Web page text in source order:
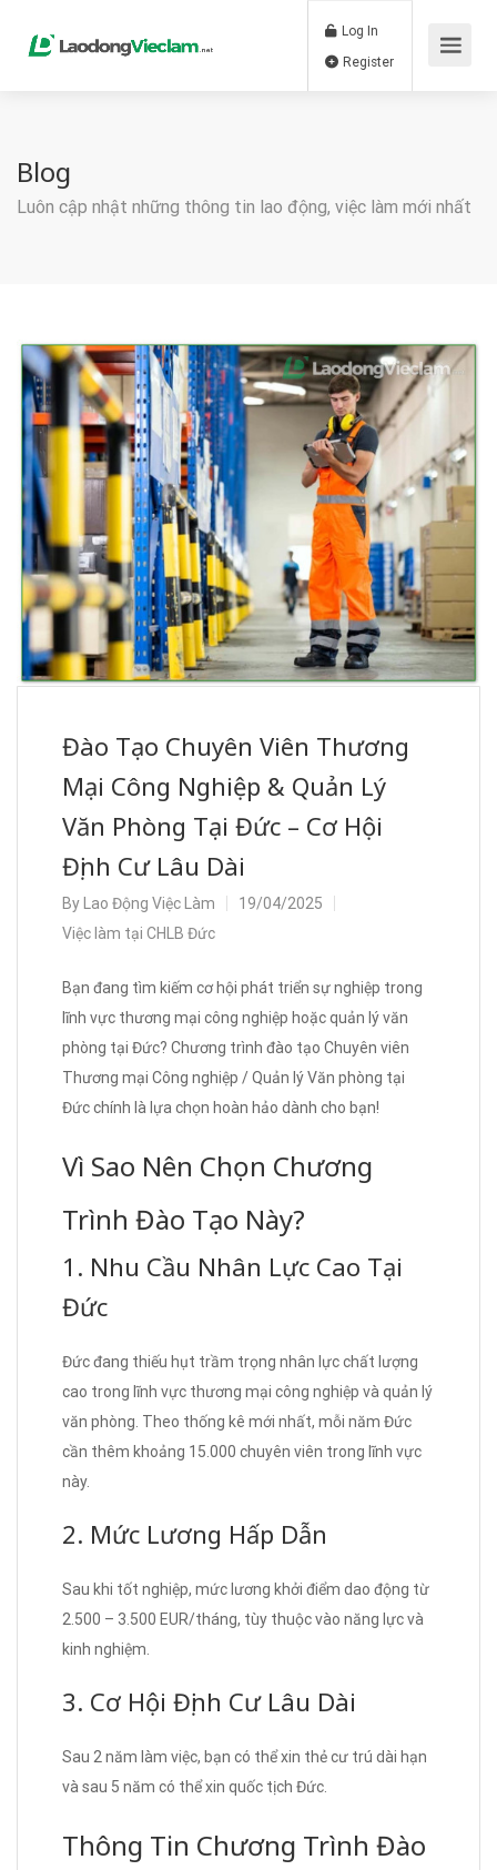
Log In
Blog
Luôn cập nhật những thông tin lao động, việc làm mới nhất
Đào Tạo Chuyên Viên Thương
Mại Công Nghiệp & Quản Lý
Văn Phòng Tại Đức – Cơ Hội
Định Cư Lâu Dài
By Lao Động Việc Làm
19/04/2025
Việc làm tại CHLB Đức
Bạn đang tìm kiếm cơ hội phát triển sự nghiệp trong
lĩnh vực thương mại công nghiệp hoặc quản lý văn
phòng tại Đức? Chương trình đào tạo Chuyên viên
Thương mại Công nghiệp / Quản lý Văn phòng tại
Đức chính là lựa chọn hoàn hảo dành cho bạn!
Vì Sao Nên Chọn Chương
Trình Đào Tạo Này?
1. Nhu Cầu Nhân Lực Cao Tại
Đức
Đức đang thiếu hụt trầm trọng nhân lực chất lượng
cao trong lĩnh vực thương mại công nghiệp và quản lý
văn phòng. Theo thống kê mới nhất, mỗi năm Đức
cần thêm khoảng 15.000 chuyên viên trong lĩnh vực
này.
2. Mức Lương Hấp Dẫn
Sau khi tốt nghiệp, mức lương khởi điểm dao động từ
2.500 – 3.500 EUR/tháng, tùy thuộc vào năng lực và
kinh nghiệm.
3. Cơ Hội Định Cư Lâu Dài
Sau 2 năm làm việc, bạn có thể xin thẻ cư trú dài hạn
và sau 5 năm có thể xin quốc tịch Đức.
Thông Tin Chương Trình Đào